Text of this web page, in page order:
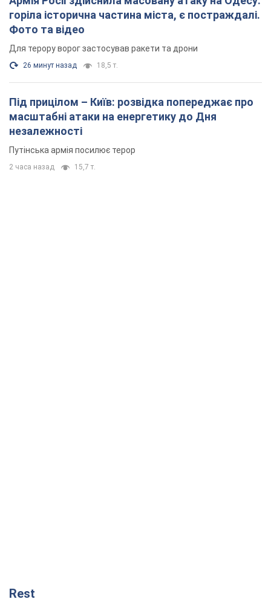
горіла історична частина міста, є постраждалі.
Фото та відео
Для терору ворог застосував ракети та дрони
26 минут назад 18,5 т.
Під прицілом – Київ: розвідка попереджає про
масштабні атаки на енергетику до Дня
незалежності
Путінська армія посилює терор
2 часа назад 15,7 т.
Rest